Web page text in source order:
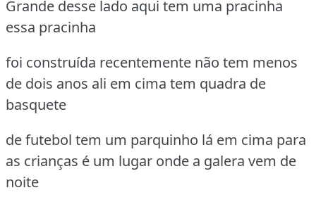
Grande desse lado aqui tem uma pracinha
essa pracinha
foi construída recentemente não tem menos
de dois anos ali em cima tem quadra de
basquete
de futebol tem um parquinho lá em cima para
as crianças é um lugar onde a galera vem de
noite